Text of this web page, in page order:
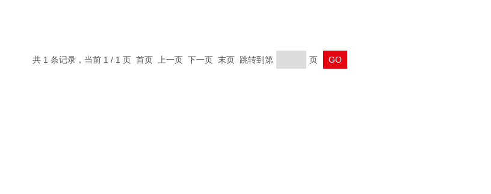
共 1 条记录，当前 1 / 1 页 首页 上一页 下一页 末页 跳转到第 页